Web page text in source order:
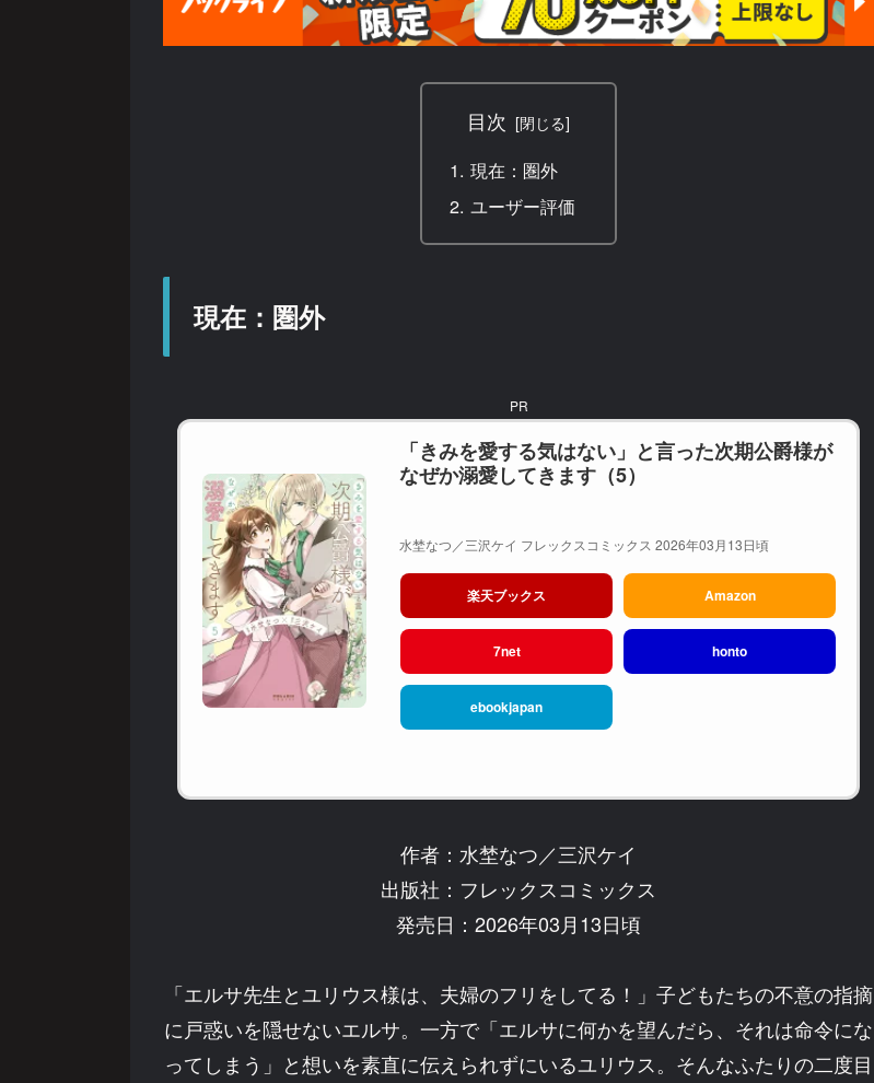
目次
現在：圏外
ユーザー評価
現在：圏外
PR
「きみを愛する気はない」と言った次期公爵様が
なぜか溺愛してきます（5）
水埜なつ／三沢ケイ フレックスコミックス 2026年03月13日頃
楽天ブックス Amazon
7net honto
ebookjapan
作者：水埜なつ／三沢ケイ
出版社：フレックスコミックス
発売日：2026年03月13日頃
「エルサ先生とユリウス様は、夫婦のフリをしてる！」子どもたちの不意の指摘
に戸惑いを隠せないエルサ。一方で「エルサに何かを望んだら、それは命令にな
ってしまう」と想いを素直に伝えられずにいるユリウス。そんなふたりの二度目